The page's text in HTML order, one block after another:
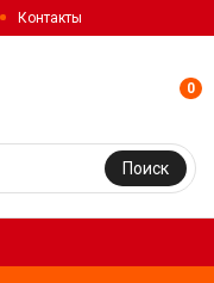
Контакты
Поиск
0